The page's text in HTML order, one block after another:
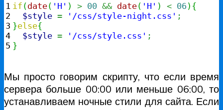
1
2
3
4
if (date( 'H' ) > 00 && date( 'H' ) < 06 ) {
$style = '/css/style-night.css' ;
}else{
$style = '/css/style.css' ;
}
Мы просто говорим скрипту, что если время
сервера больше 00:00 или меньше 06:00, то
устанавливаем ночные стили для сайта. Если